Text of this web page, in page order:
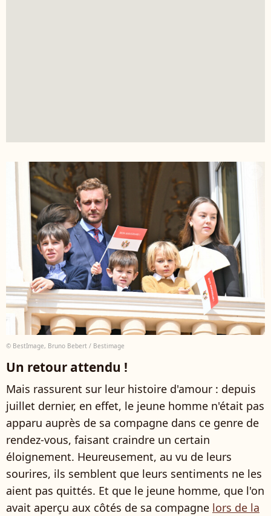
© BestImage, Bruno Bebert / Bestimage
Un retour attendu !
Mais rassurent sur leur histoire d'amour : depuis
juillet dernier, en effet, le jeune homme n'était pas
apparu auprès de sa compagne dans ce genre de
rendez-vous, faisant craindre un certain
éloignement. Heureusement, au vu de leurs
sourires, ils semblent que leurs sentiments ne les
aient pas quittés. Et que le jeune homme, que l'on
avait aperçu aux côtés de sa compagne lors de la